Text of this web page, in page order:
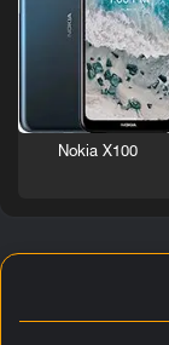
Nokia X100